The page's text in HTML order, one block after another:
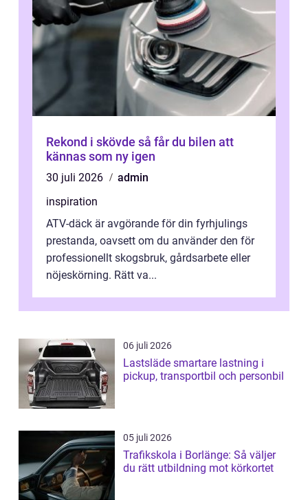
Rekond i skövde så får du bilen att
kännas som ny igen
30 juli 2026
admin
inspiration
ATV-däck är avgörande för din fyrhjulings
prestanda, oavsett om du använder den för
professionellt skogsbruk, gårdsarbete eller
nöjeskörning. Rätt va...
06 juli 2026
Lastsläde smartare lastning i
pickup, transportbil och personbil
05 juli 2026
Trafikskola i Borlänge: Så väljer
du rätt utbildning mot körkortet